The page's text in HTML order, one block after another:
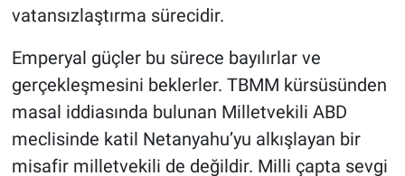
vatansızlaştırma sürecidir.
Emperyal güçler bu sürece bayılırlar ve
gerçekleşmesini beklerler. TBMM kürsüsünden
masal iddiasında bulunan Milletvekili ABD
meclisinde katil Netanyahu’yu alkışlayan bir
misafir milletvekili de değildir. Milli çapta sevgi